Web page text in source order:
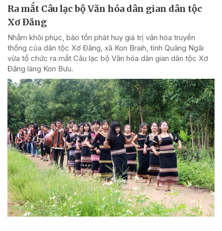
Ra mắt Câu lạc bộ Văn hóa dân gian dân tộc
Xơ Đăng
Nhằm khôi phục, bảo tồn phát huy giá trị văn hóa truyền
thống của dân tộc Xơ Đăng, xã Kon Braih, tỉnh Quảng Ngãi
vừa tổ chức ra mắt Câu lạc bộ Văn hóa dân gian dân tộc Xơ
Đăng làng Kon Bưu.